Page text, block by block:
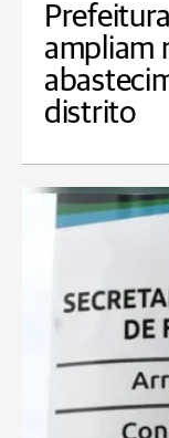
ampliam
distrito